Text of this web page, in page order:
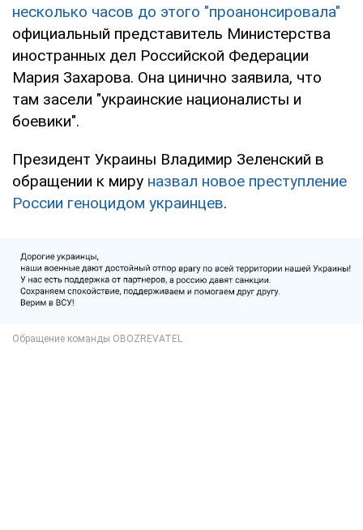
несколько часов до этого "проанонсировала"
официальный представитель Министерства
иностранных дел Российской Федерации
Мария Захарова. Она цинично заявила, что
там засели "украинские националисты и
боевики".
Президент Украины Владимир Зеленский в
обращении к миру назвал новое преступление
России геноцидом украинцев.